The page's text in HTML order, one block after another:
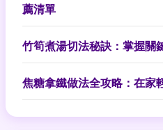
薦清單
竹筍煮湯切法秘訣：掌握關
焦糖拿鐵做法全攻略：在家